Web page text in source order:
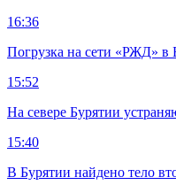
16:36
Погрузка на сети «РЖД» в
15:52
На севере Бурятии
15:40
В Бурятии найдено тело